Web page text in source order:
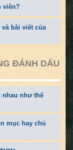
viên?
bài viết của
ĐÁNH DẤU
nhau như thế
mục hay chủ